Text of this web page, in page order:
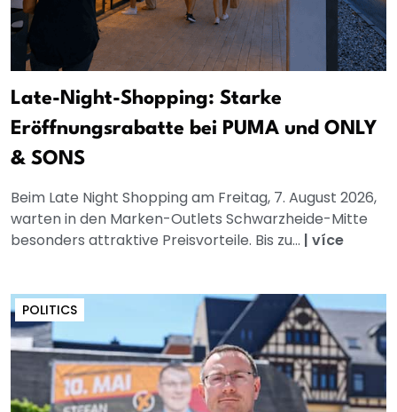
Late-Night-Shopping: Starke
Eröffnungsrabatte bei PUMA und ONLY
& SONS
Beim Late Night Shopping am Freitag, 7. August 2026,
warten in den Marken-Outlets Schwarzheide-Mitte
besonders attraktive Preisvorteile. Bis zu... | více
POLITICS